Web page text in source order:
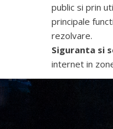
public si prin
principale
rezolvare.
Siguranta si
internet in